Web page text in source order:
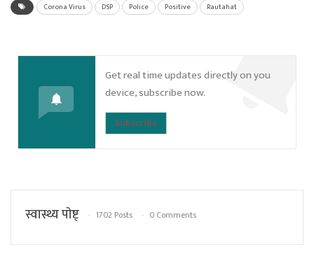
Corona Virus DSP Police Positive Rautahat
Get real time updates directly on you
device, subscribe now.
Subscribe
स्वास्थ्य पाेष्ट् 1702 Posts 0 Comments